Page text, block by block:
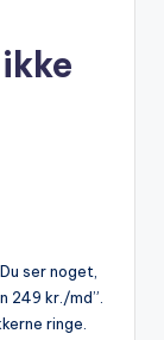
ser noget,
249 kr./md”.
ringe.